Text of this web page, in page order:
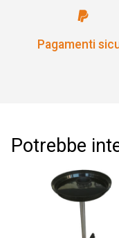
Pagamenti
Potrebbe